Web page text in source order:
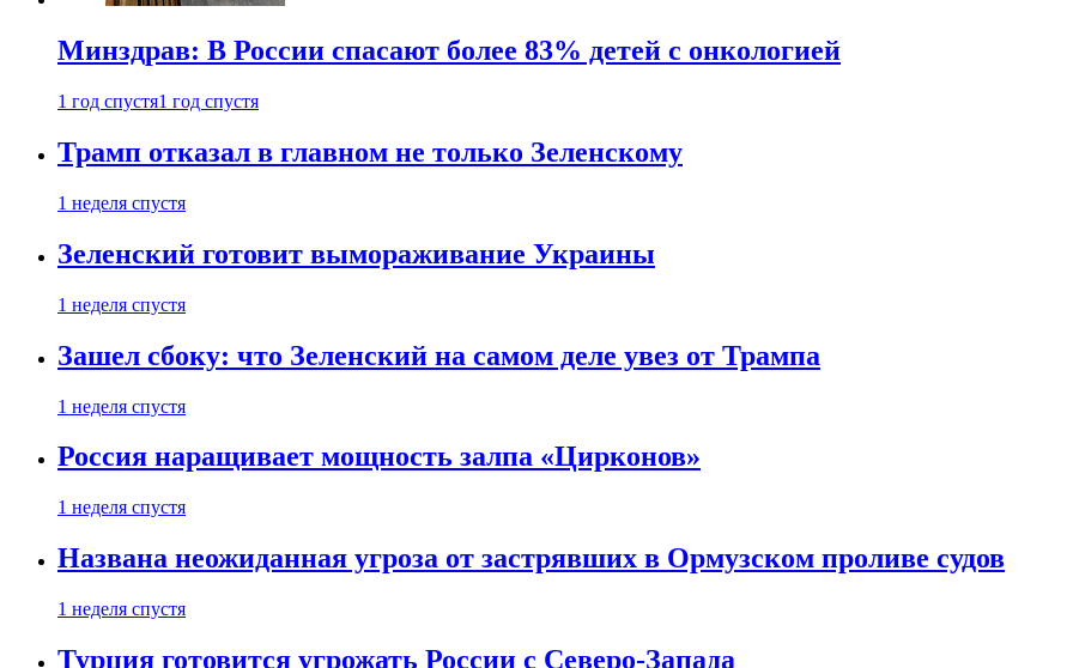
Минздрав: В России спасают более 83% детей с онкологией
1 год спустя1 год спустя
Трамп отказал в главном не только Зеленскому
1 неделя спустя
Зеленский готовит вымораживание Украины
1 неделя спустя
Зашел сбоку: что Зеленский на самом деле увез от Трампа
1 неделя спустя
Россия наращивает мощность залпа «Цирконов»
1 неделя спустя
Названа неожиданная угроза от застрявших в Ормузском проливе судов
1 неделя спустя
Турция готовится угрожать России с Северо-Запада